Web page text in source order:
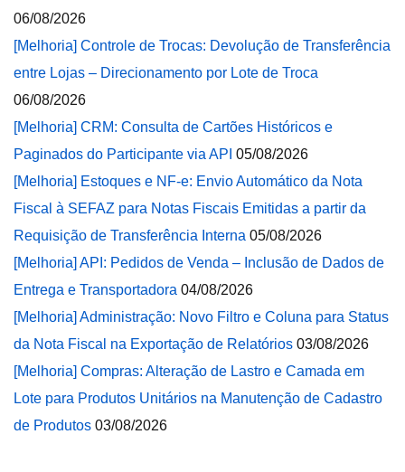
06/08/2026
[Melhoria] Controle de Trocas: Devolução de Transferência
entre Lojas – Direcionamento por Lote de Troca
06/08/2026
[Melhoria] CRM: Consulta de Cartões Históricos e
Paginados do Participante via API 05/08/2026
[Melhoria] Estoques e NF-e: Envio Automático da Nota
Fiscal à SEFAZ para Notas Fiscais Emitidas a partir da
Requisição de Transferência Interna 05/08/2026
[Melhoria] API: Pedidos de Venda – Inclusão de Dados de
Entrega e Transportadora 04/08/2026
[Melhoria] Administração: Novo Filtro e Coluna para Status
da Nota Fiscal na Exportação de Relatórios 03/08/2026
[Melhoria] Compras: Alteração de Lastro e Camada em
Lote para Produtos Unitários na Manutenção de Cadastro
de Produtos 03/08/2026